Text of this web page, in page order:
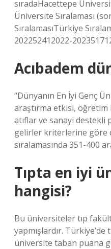
sıradaHacettepe
Üniversite Sıralaması
SıralamasıTürkiye
202252412022-
Acıbadem
“Dünyanın En İyi Genç
araştırma etkisi, öğretim
atıflar ve sanayi destekli
gelirler kriterlerine göre
sıralamasında 351-400
Tıpta en iyi
hangisi?
Bu üniversiteler tıp
yapmışlardır.
üniversite taban puana